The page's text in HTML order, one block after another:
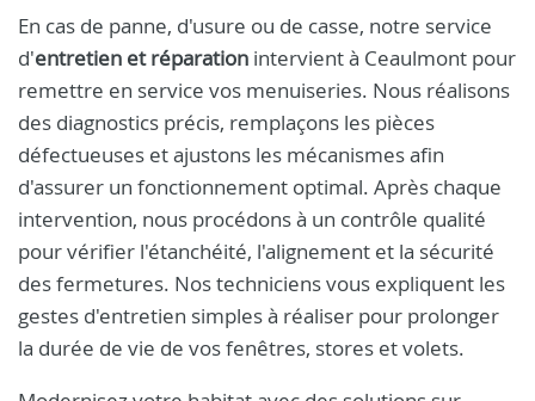
En cas de panne, d'usure ou de casse, notre service
d'entretien et réparation intervient à Ceaulmont pour
remettre en service vos menuiseries. Nous réalisons
des diagnostics précis, remplaçons les pièces
défectueuses et ajustons les mécanismes afin
d'assurer un fonctionnement optimal. Après chaque
intervention, nous procédons à un contrôle qualité
pour vérifier l'étanchéité, l'alignement et la sécurité
des fermetures. Nos techniciens vous expliquent les
gestes d'entretien simples à réaliser pour prolonger
la durée de vie de vos fenêtres, stores et volets.